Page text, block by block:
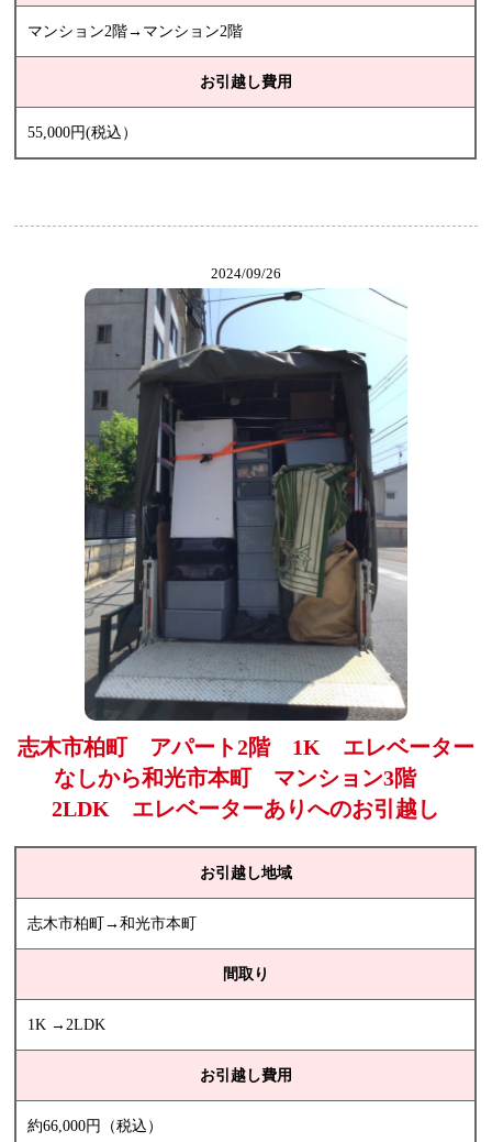
マンション2階→マンション2階
お引越し費用
55,000円(税込）
2024/09/26
志木市柏町 アパート2階 1K エレベーター
なしから和光市本町 マンション3階
2LDK エレベーターありへのお引越し
お引越し地域
志木市柏町→和光市本町
間取り
1K →2LDK
お引越し費用
約66,000円（税込）